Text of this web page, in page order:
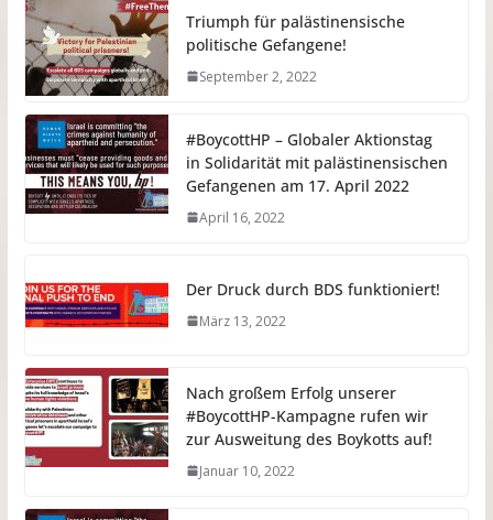
Triumph für palästinensische
politische Gefangene!
September 2, 2022
#BoycottHP – Globaler Aktionstag
in Solidarität mit palästinensischen
Gefangenen am 17. April 2022
April 16, 2022
Der Druck durch BDS funktioniert!
März 13, 2022
Nach großem Erfolg unserer
#BoycottHP-Kampagne rufen wir
zur Ausweitung des Boykotts auf!
Januar 10, 2022